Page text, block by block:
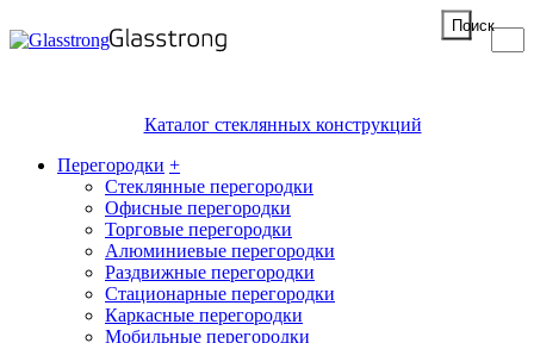
Поиск
Каталог стеклянных конструкций
Перегородки +
Стеклянные перегородки
Офисные перегородки
Торговые перегородки
Алюминиевые перегородки
Раздвижные перегородки
Стационарные перегородки
Каркасные перегородки
Мобильные перегородки